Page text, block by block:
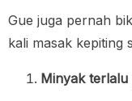
Gue juga pernah
kali masak kepiting
Minyak terlalu